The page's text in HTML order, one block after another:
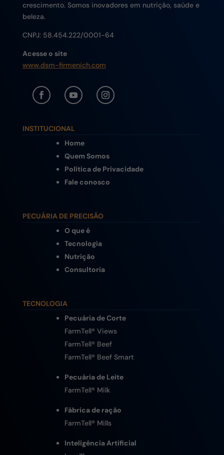
crescimento. Somos inovadores em nutrição, saúde e
beleza.
CNPJ: 58.454.222/0001-64
Acesse o site
www.dsm-firmenich.com
INSTITUCIONAL
Home
Quem Somos
Política de Privacidade
Fale conosco
PECUÁRIA DE PRECISÃO
O que é
Tecnologia
Nutrição
Consultoria
TECNOLOGIA
Pecuária de Corte
FarmTell® Views
FarmTell® Beef
FarmTell® Beef Smart
Pecuária de Leite
FarmTell® Milk
Fábrica de ração
FarmTell® Mills
Inteligência Artificial